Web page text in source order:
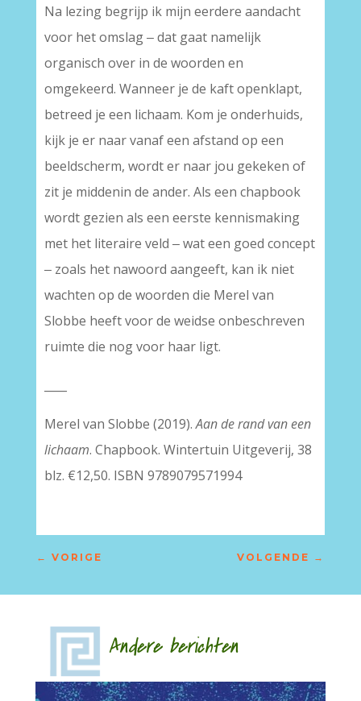
Na lezing begrijp ik mijn eerdere aandacht
voor het omslag ‒ dat gaat namelijk
organisch over in de woorden en
omgekeerd. Wanneer je de kaft openklapt,
betreed je een lichaam. Kom je onderhuids,
kijk je er naar vanaf een afstand op een
beeldscherm, wordt er naar jou gekeken of
zit je middenin de ander. Als een chapbook
wordt gezien als een eerste kennismaking
met het literaire veld ‒ wat een goed concept
‒ zoals het nawoord aangeeft, kan ik niet
wachten op de woorden die Merel van
Slobbe heeft voor de weidse onbeschreven
ruimte die nog voor haar ligt.
Merel van Slobbe (2019).Aan de rand van een
lichaam. Chapbook. Wintertuin Uitgeverij, 38
blz. €12,50. ISBN 9789079571994
← VORIGE VOLGENDE →
Andere berichten